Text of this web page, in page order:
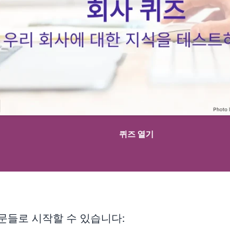
퀴즈 열기
들로 시작할 수 있습니다: